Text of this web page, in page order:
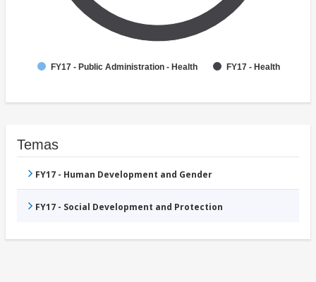
FY17 - Public Administration - Health FY17 - Health
Temas
FY17 - Human Development and Gender
FY17 - Social Development and Protection